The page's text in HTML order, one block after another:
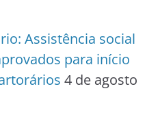
Assistência social
para início
4 de agosto